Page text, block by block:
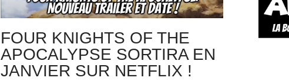
FOUR KNIGHTS OF THE
APOCALYPSE SORTIRA EN
JANVIER SUR NETFLIX !